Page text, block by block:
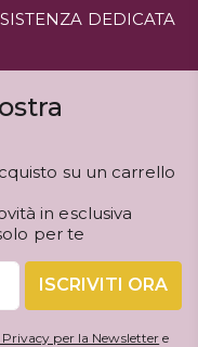
DEDICATA
su un carrello
in esclusiva
per te
ISCRIVITI ORA
per la Newsletter e